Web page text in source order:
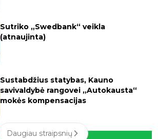
Sutriko „Swedbank“ veikla
(atnaujinta)
Sustabdžius statybas, Kauno
savivaldybė rangovei „Autokausta“
mokės kompensacijas
Daugiau straipsnių